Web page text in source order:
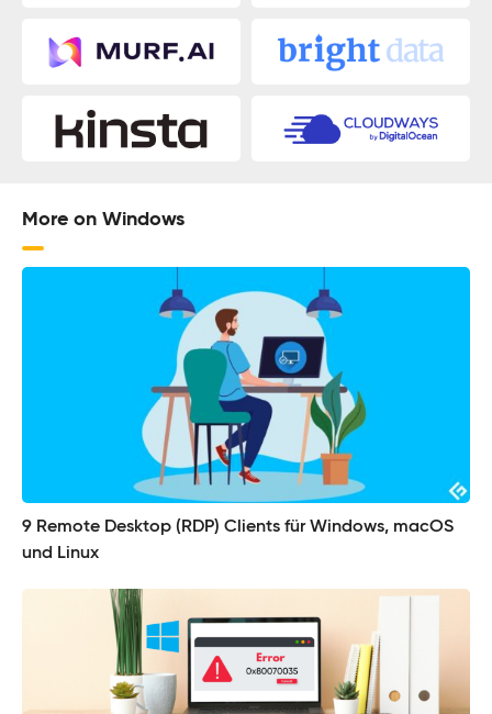
More on Windows
9 Remote Desktop (RDP) Clients für Windows, macOS
und Linux